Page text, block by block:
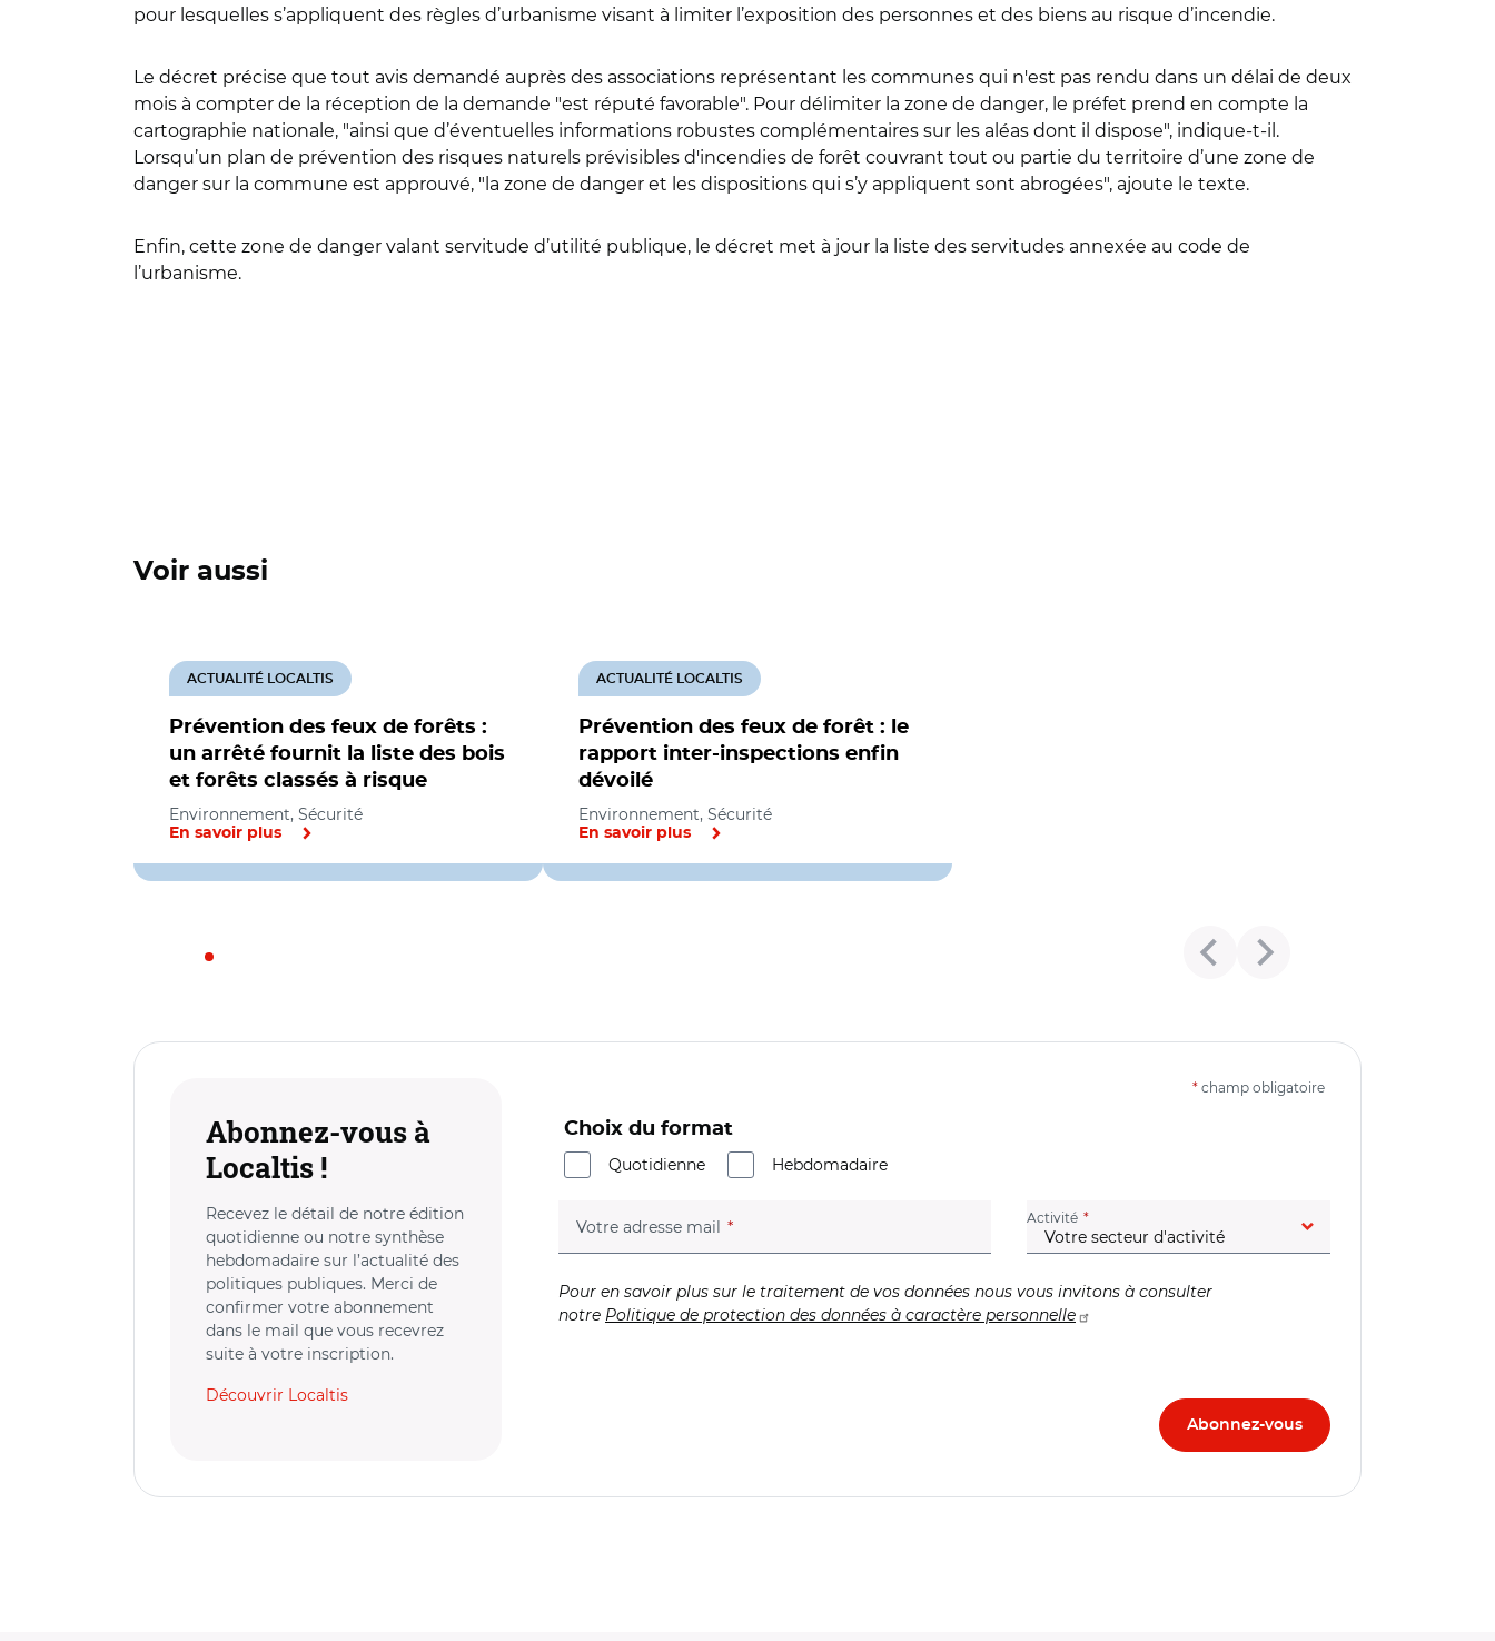
pour lesquelles s’appliquent des règles d’urbanisme visant à limiter l’exposition des personnes et des biens au risque d’incendie.
Le décret précise que tout avis demandé auprès des associations représentant les communes qui n'est pas rendu dans un délai de deux
mois à compter de la réception de la demande "est réputé favorable". Pour délimiter la zone de danger, le préfet prend en compte la
cartographie nationale, "ainsi que d’éventuelles informations robustes complémentaires sur les aléas dont il dispose", indique-t-il.
Lorsqu’un plan de prévention des risques naturels prévisibles d'incendies de forêt couvrant tout ou partie du territoire d’une zone de
danger sur la commune est approuvé, "la zone de danger et les dispositions qui s’y appliquent sont abrogées", ajoute le texte.
Enfin, cette zone de danger valant servitude d’utilité publique, le décret met à jour la liste des servitudes annexée au code de
l’urbanisme.
Voir aussi
Prévention des feux de forêts :
un arrêté fournit la liste des bois
et forêts classés à risque
ACTUALITÉ LOCALTIS
Environnement, Sécurité
En savoir plus
Prévention des feux de forêt : le
rapport inter-inspections enfin
dévoilé
ACTUALITÉ LOCALTIS
Environnement, Sécurité
En savoir plus
Abonnez-vous à
Localtis !
Recevez le détail de notre édition
quotidienne ou notre synthèse
hebdomadaire sur l’actualité des
politiques publiques. Merci de
confirmer votre abonnement
dans le mail que vous recevrez
suite à votre inscription.
Découvrir Localtis
* champ obligatoire
Choix du format
Quotidienne
Hebdomadaire
Votre adresse mail (champ obligatoire) Activité (champ obligatoire)
Pour en savoir plus sur le traitement de vos données nous vous invitons à consulter
notre Politique de protection des données à caractère personnelle